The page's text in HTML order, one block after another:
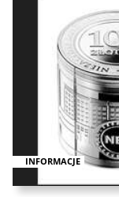
INFORMACJE